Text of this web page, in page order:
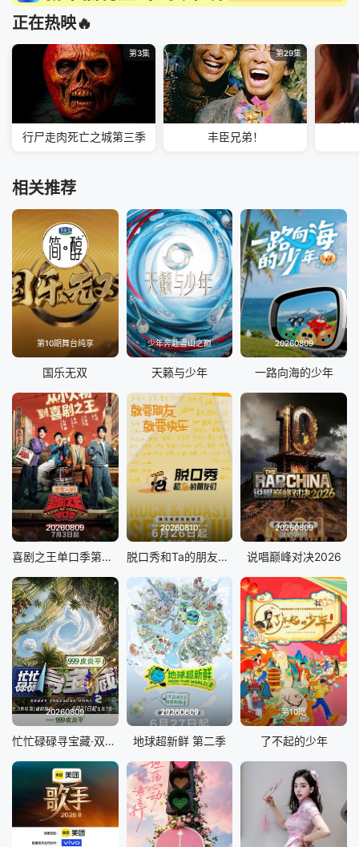
正在热映🔥
第3集
行尸走肉死亡之城第三季
第29集
丰臣兄弟！
相关推荐
第10期舞台纯享
国乐无双
少年奔赴雪山之巅
天籁与少年
20260809
一路向海的少年
20260809
喜剧之王单口季第三季
20260810
脱口秀和Ta的朋友们 第三季
20260809
说唱巅峰对决2026
20260809
忙忙碌碌寻宝藏·双人成行季
20260809
地球超新鲜 第二季
第10期
了不起的少年